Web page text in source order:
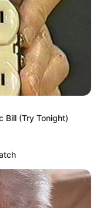
folytatódik a
Orbán Viktor
már most
Bill (Try Tonight)